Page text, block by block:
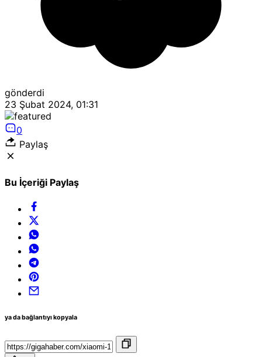
gönderdi
23 Şubat 2024, 01:31
0
Paylaş
Bu İçeriği Paylaş
ya da bağlantıyı kopyala